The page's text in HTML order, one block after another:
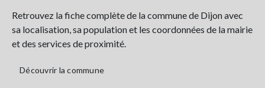
Retrouvez la fiche complète de la commune de Dijon avec
sa localisation, sa population et les coordonnées de la mairie
et des services de proximité.
Découvrir la commune